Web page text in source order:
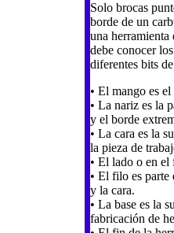
Solo brocas
borde de un
una
debe conocer
diferentes bits
• El mango es
• La nariz es la
y el borde
• La cara es la
la pieza de
• El lado o en
• El filo es parte
y la cara.
• La base es la
fabricación de